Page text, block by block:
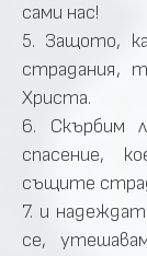
сами нас!
5. Защото,
страдания,
Христа.
6. Скърбим
спасение,
същите
7. и
се,